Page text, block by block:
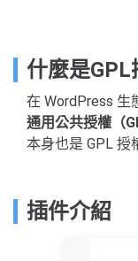
什麼是GPL
在 WordPress 生
通用公共授權（
本身也是 GPL 授
插件介紹